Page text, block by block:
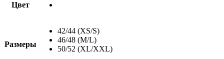
Цвет
Размеры
42/44 (XS/S)
46/48 (M/L)
50/52 (XL/XXL)